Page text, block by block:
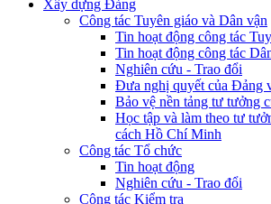
Xây dựng Đảng
Công tác Tuyên giáo và Dân vận
Tin hoạt động công tác
Tin hoạt động công tác
Nghiên cứu - Trao đổi
Đưa nghị quyết của Đảng
Bảo vệ nền tảng tư tưởng
Học tập và làm theo tư
cách Hồ Chí Minh
Công tác Tổ chức
Tin hoạt động
Nghiên cứu - Trao đổi
Công tác Kiểm tra